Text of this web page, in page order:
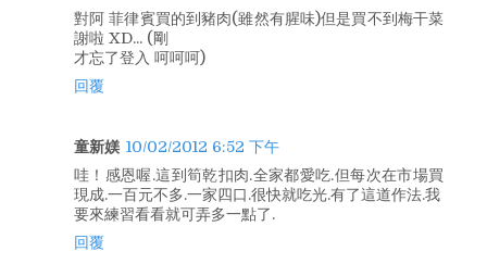
對阿 菲律賓買的到豬肉(雖然有腥味)但是買不到梅干菜
謝啦 XD... (剛
才忘了登入 呵呵呵)
回覆
童新媄 10/02/2012 6:52 下午
哇！感恩喔.這到筍乾扣肉.全家都愛吃.但每次在市場買
現成.一百元不多.一家四口.很快就吃光.有了這道作法.我
要來練習看看就可弄多一點了.
回覆